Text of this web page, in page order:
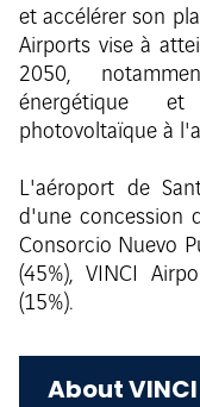
et accélérer son
Airports vise à
2050,
énergétique
photovoltaïque à
L'aéroport de
d'une concession
Consorcio Nuevo
(45%), VINCI
(15%).
About